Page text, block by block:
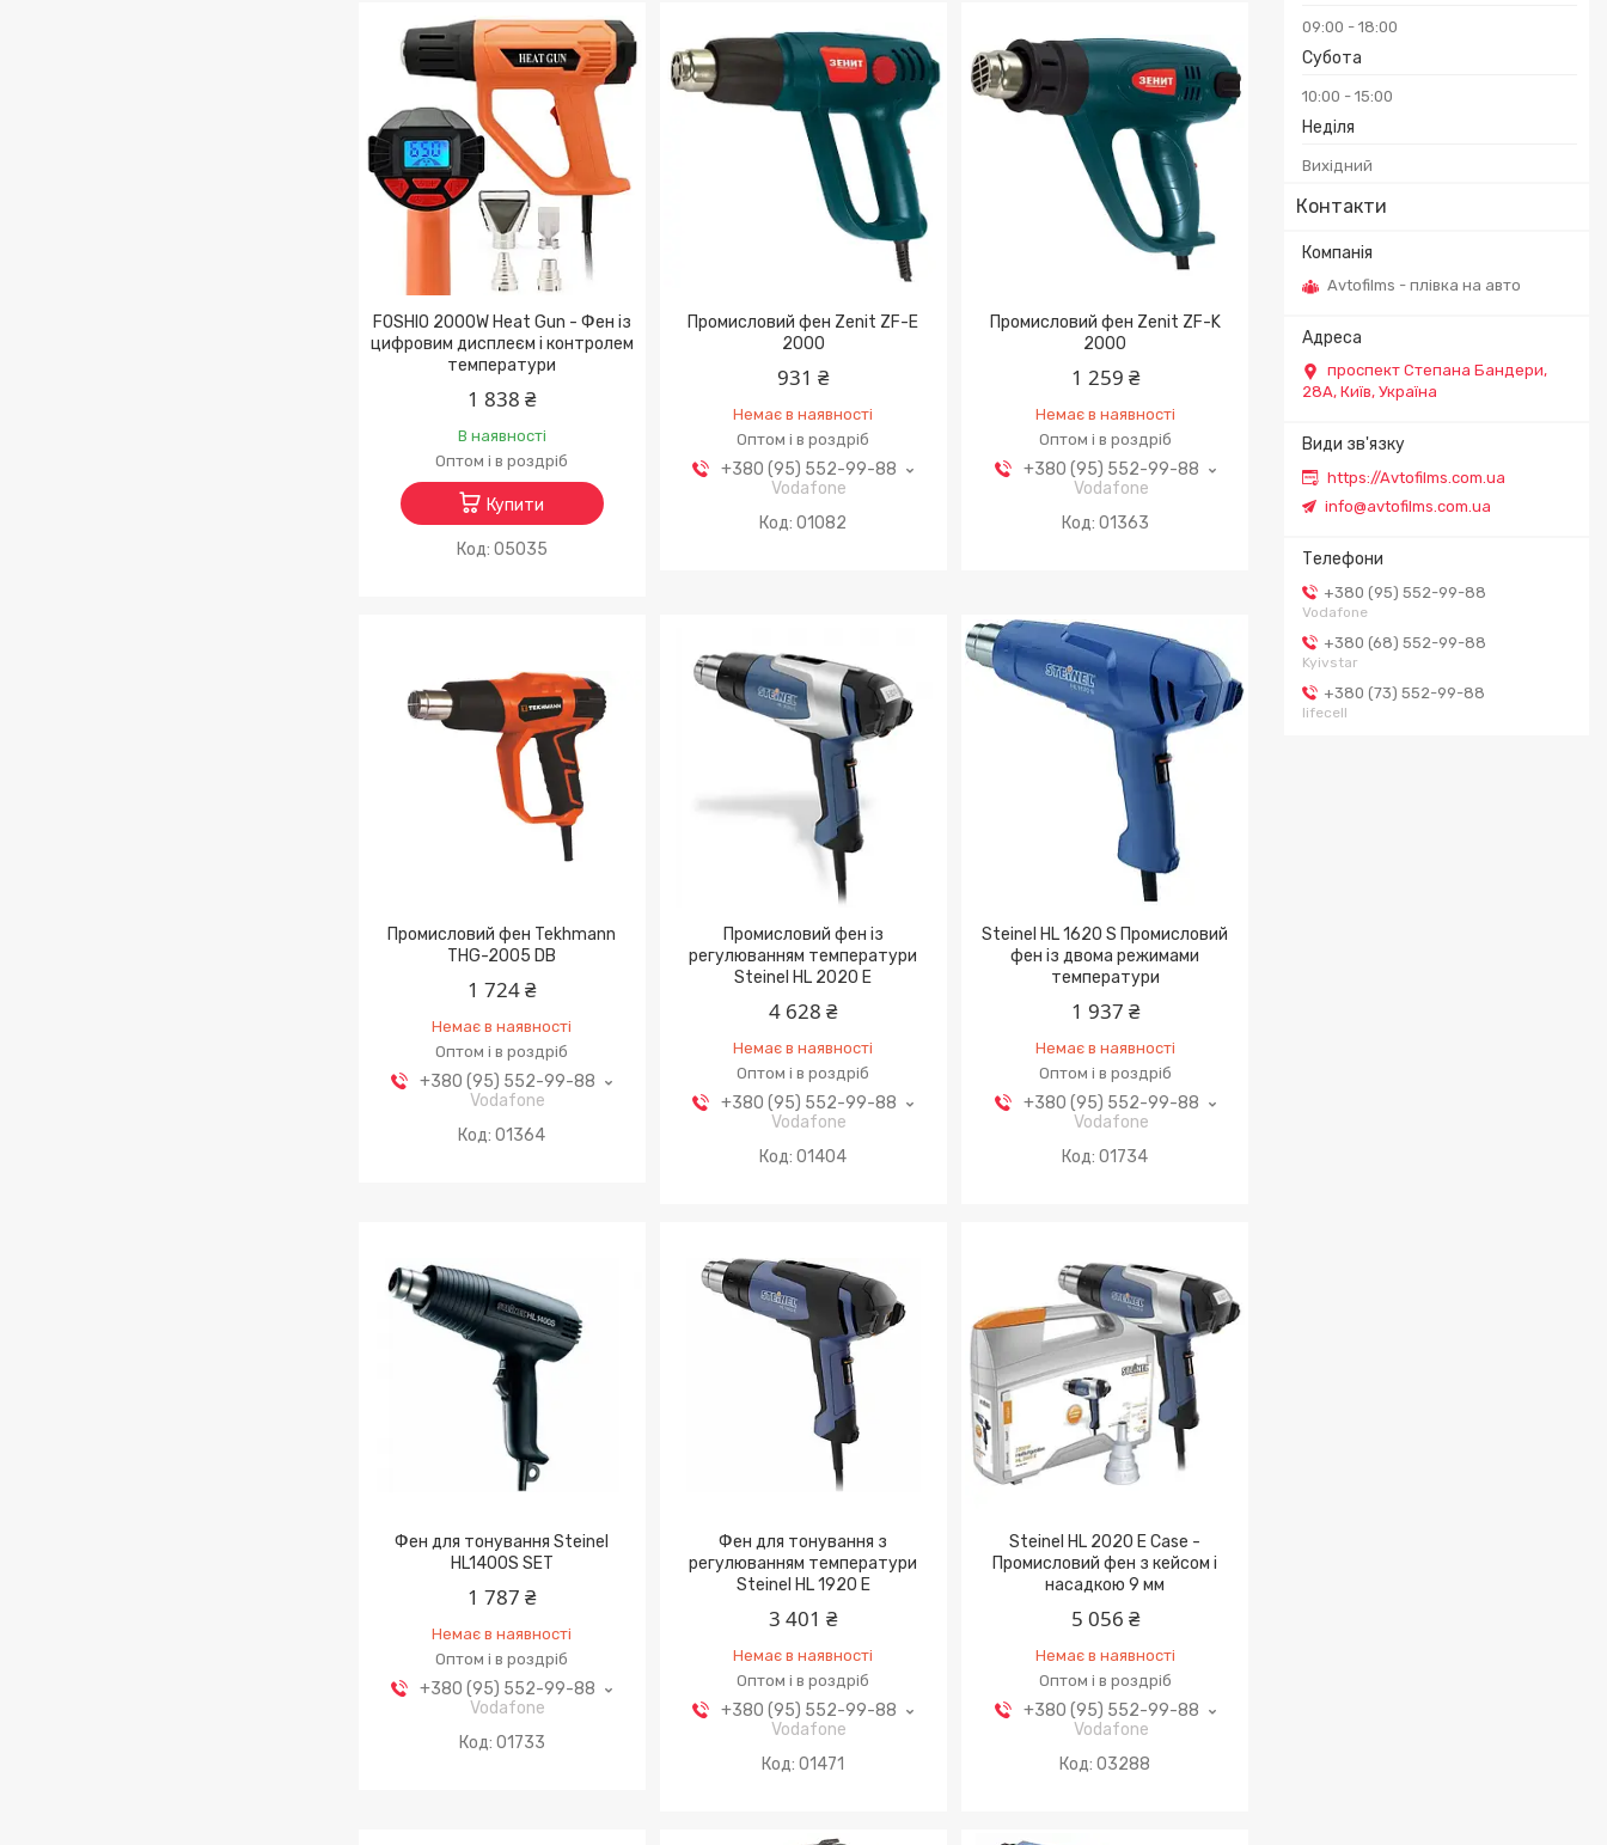
09:00 18:00
Субота
10:00 15:00
Неділя
Вихідний
Контакти
Avtofilms - плівка на авто
проспект Степана Бандери,
28А, Київ, Україна
https://Avtofilms.com.ua
info@avtofilms.com.ua
+380 (95) 552-99-88
Vodafone
+380 (68) 552-99-88
Kyivstar
+380 (73) 552-99-88
lifecell
FOSHIO 2000W Heat Gun - Фен із
цифровим дисплеєм і контролем
температури
1 838 ₴
В наявності
Оптом і в роздріб
Купити
05035
Промисловий фен Zenit ZF-E
2000
931 ₴
Немає в наявності
Оптом і в роздріб
+380 (95) 552-99-88
Vodafone
01082
Промисловий фен Zenit ZF-K
2000
1 259 ₴
Немає в наявності
Оптом і в роздріб
+380 (95) 552-99-88
Vodafone
01363
Промисловий фен Tekhmann
THG-2005 DB
1 724 ₴
Немає в наявності
Оптом і в роздріб
+380 (95) 552-99-88
Vodafone
01364
Промисловий фен із
регулюванням температури
Steinel HL 2020 E
4 628 ₴
Немає в наявності
Оптом і в роздріб
+380 (95) 552-99-88
Vodafone
01404
Steinel HL 1620 S Промисловий
фен із двома режимами
температури
1 937 ₴
Немає в наявності
Оптом і в роздріб
+380 (95) 552-99-88
Vodafone
01734
Фен для тонування Steinel
HL1400S SET
1 787 ₴
Немає в наявності
Оптом і в роздріб
+380 (95) 552-99-88
Vodafone
01733
Фен для тонування з
регулюванням температури
Steinel HL 1920 E
3 401 ₴
Немає в наявності
Оптом і в роздріб
+380 (95) 552-99-88
Vodafone
01471
Steinel HL 2020 E Case -
Промисловий фен з кейсом і
насадкою 9 мм
5 056 ₴
Немає в наявності
Оптом і в роздріб
+380 (95) 552-99-88
Vodafone
03288